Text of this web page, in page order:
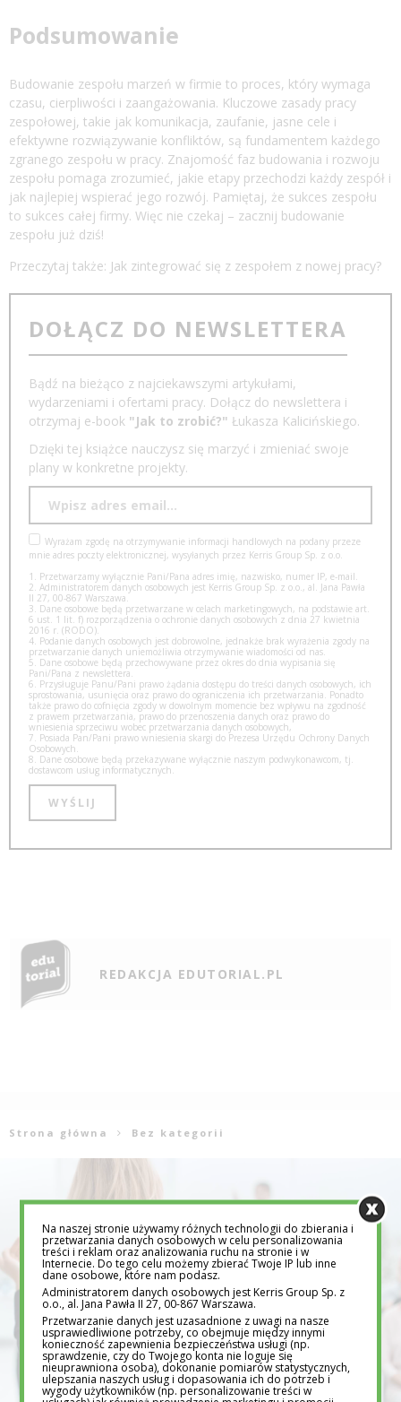
Podsumowanie
Budowanie zespołu marzeń w firmie to proces, który wymaga
czasu, cierpliwości i zaangażowania. Kluczowe zasady pracy
zespołowej, takie jak komunikacja, zaufanie, jasne cele i
efektywne rozwiązywanie konfliktów, są fundamentem każdego
zgranego zespołu w pracy. Znajomość faz budowania i rozwoju
zespołu pomaga zrozumieć, jakie etapy przechodzi każdy zespół i
jak najlepiej wspierać jego rozwój. Pamiętaj, że sukces zespołu
to sukces całej firmy. Więc nie czekaj – zacznij budowanie
zespołu już dziś!
Przeczytaj także: Jak zintegrować się z zespołem z nowej pracy?
DOŁĄCZ DO NEWSLETTERA
Bądź na bieżąco z najciekawszymi artykułami,
wydarzeniami i ofertami pracy. Dołącz do newslettera i
otrzymaj e-book "Jak to zrobić?" Łukasza Kalicińskiego.
Dzięki tej książce nauczysz się marzyć i zmieniać swoje
plany w konkretne projekty.
Wyrażam zgodę na otrzymywanie informacji handlowych na podany przeze
mnie adres poczty elektronicznej, wysyłanych przez Kerris Group Sp. z o.o.
1. Przetwarzamy wyłącznie Pani/Pana adres imię, nazwisko, numer IP, e-mail.
2. Administratorem danych osobowych jest Kerris Group Sp. z o.o., al. Jana Pawła
II 27, 00-867 Warszawa.
3. Dane osobowe będą przetwarzane w celach marketingowych, na podstawie art.
6 ust. 1 lit. f) rozporządzenia o ochronie danych osobowych z dnia 27 kwietnia
2016 r. (RODO).
4. Podanie danych osobowych jest dobrowolne, jednakże brak wyrażenia zgody na
przetwarzanie danych uniemożliwia otrzymywanie wiadomości od nas.
5. Dane osobowe będą przechowywane przez okres do dnia wypisania się
Pani/Pana z newslettera.
6. Przysługuje Panu/Pani prawo żądania dostępu do treści danych osobowych, ich
sprostowania, usunięcia oraz prawo do ograniczenia ich przetwarzania. Ponadto
także prawo do cofnięcia zgody w dowolnym momencie bez wpływu na zgodność
z prawem przetwarzania, prawo do przenoszenia danych oraz prawo do
wniesienia sprzeciwu wobec przetwarzania danych osobowych,
7. Posiada Pan/Pani prawo wniesienia skargi do Prezesa Urzędu Ochrony Danych
Osobowych.
8. Dane osobowe będą przekazywane wyłącznie naszym podwykonawcom, tj.
dostawcom usług informatycznych.
REDAKCJA EDUTORIAL.PL
Strona główna Bez kategorii
Na naszej stronie używamy różnych technologii do zbierania i
przetwarzania danych osobowych w celu personalizowania
treści i reklam oraz analizowania ruchu na stronie i w
Internecie. Do tego celu możemy zbierać Twoje IP lub inne
dane osobowe, które nam podasz.
Administratorem danych osobowych jest Kerris Group Sp. z
o.o., al. Jana Pawła II 27, 00-867 Warszawa.
Przetwarzanie danych jest uzasadnione z uwagi na nasze
usprawiedliwione potrzeby, co obejmuje między innymi
konieczność zapewnienia bezpieczeństwa usługi (np.
sprawdzenie, czy do Twojego konta nie loguje się
nieuprawniona osoba), dokonanie pomiarów statystycznych,
ulepszania naszych usług i dopasowania ich do potrzeb i
wygody użytkowników (np. personalizowanie treści w